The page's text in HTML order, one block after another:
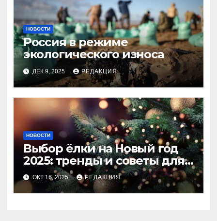
НОВОСТИ
Россия в режиме
экологического износа
ДЕК 9, 2025 РЕДАКЦИЯ
НОВОСТИ
Выбор ёлки на Новый год
2025: тренды и советы для
идеального праздника
ОКТ 16, 2025 РЕДАКЦИЯ